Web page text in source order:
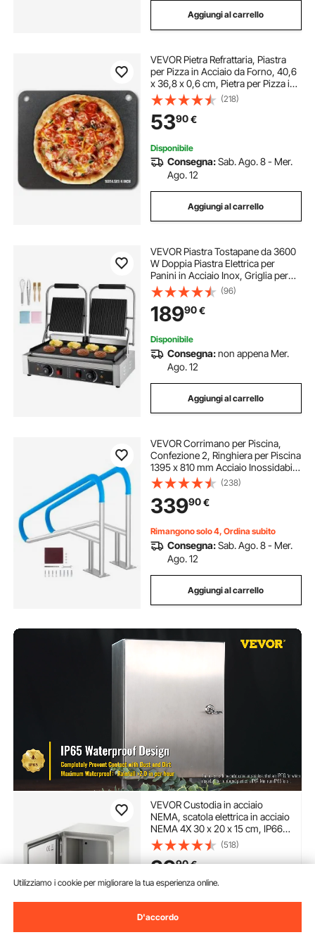
Aggiungi al carrello
VEVOR Pietra Refrattaria, Piastra
per Pizza in Acciaio da Forno, 40,6
x 36,8 x 0,6 cm, Pietra per Pizza in
Acciaio al Carbonio, Teglia per
Pizza Resistente per Barbecue
all'Aperto, Forno per Interni
(218)
5390€
Disponibile
Consegna:Sab. Ago. 8 - Mer.
Ago. 12
Aggiungi al carrello
VEVOR Piastra Tostapane da 3600
W Doppia Piastra Elettrica per
Panini in Acciaio Inox, Griglia per
Panini da 48 x 23 cm con Controllo
della Temperatura, per Hamburger,
Bistecche e Pancetta
(96)
18990€
Disponibile
Consegna:non appena Mer.
Ago. 12
Aggiungi al carrello
VEVOR Corrimano per Piscina,
Confezione 2, Ringhiera per Piscina
1395 x 810 mm Acciaio Inossidabile
con Piastra di Base per Piscine
Interne Esterne, Ringhiera per
Piscina per Terrazze, con Copertura
(238)
33990€
Rimangono solo 4, Ordina subito
Consegna:Sab. Ago. 8 - Mer.
Ago. 12
Aggiungi al carrello
VEVOR Custodia in acciaio
NEMA, scatola elettrica in acciaio
NEMA 4X 30 x 20 x 15 cm, IP66
impermeabile e antipolvere,
scatola di giunzione elettrica per
esterni/interni, con piastra di
(518)
3990€
Ago. 14
Utilizziamo i cookie per migliorare la tua esperienza online.
D'accordo